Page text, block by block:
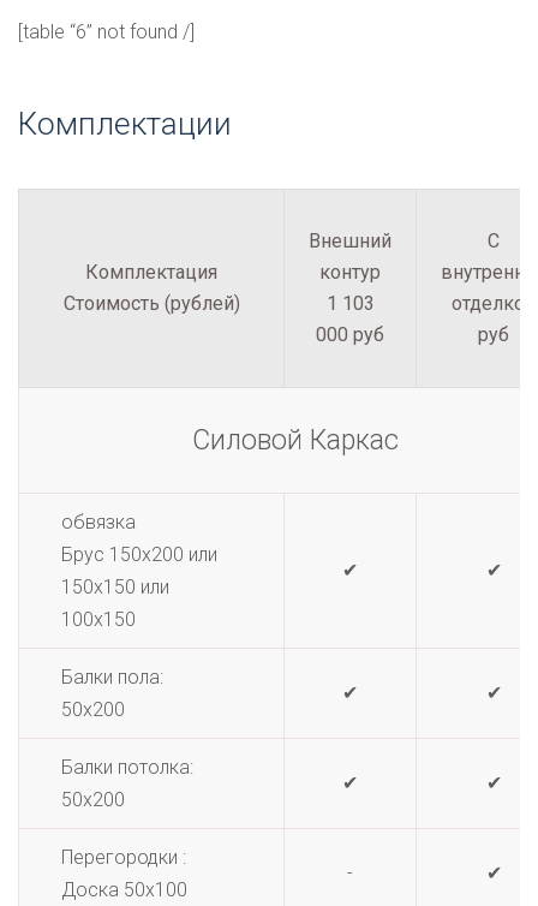
[table “6” not found /]
Комплектации
Комплектация
Стоимость (рублей)
Внешний
контур
1 103
000 руб
С
отделкой
руб
Силовой Каркас
обвязка
Брус 150х200 или
150х150 или
100х150
✔ ✔
Балки пола:
50х200
✔ ✔
Балки потолка:
50х200
✔ ✔
Перегородки :
Доска 50х100
- ✔